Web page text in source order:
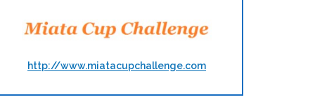
http://www.miatacupchallenge.com